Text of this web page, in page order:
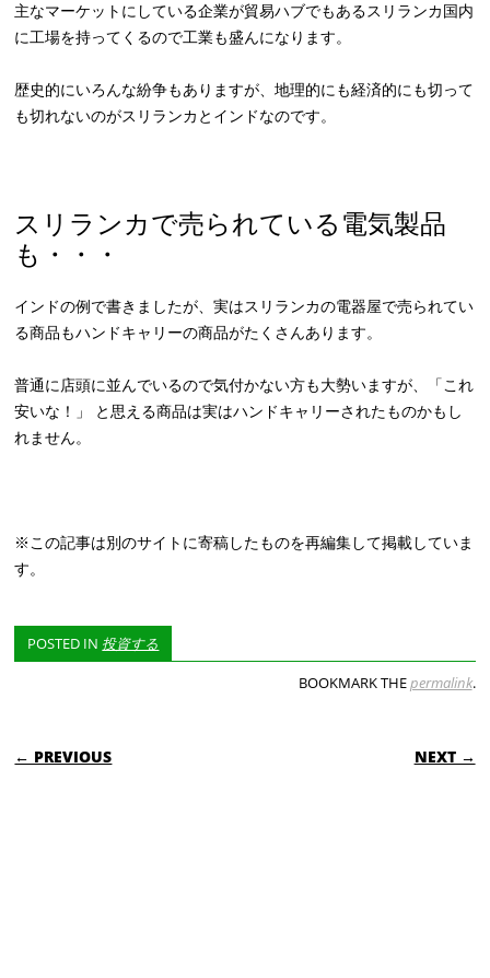
主なマーケットにしている企業が貿易ハブでもあるスリランカ国内
に工場を持ってくるので工業も盛んになります。
歴史的にいろんな紛争もありますが、地理的にも経済的にも切って
も切れないのがスリランカとインドなのです。
スリランカで売られている電気製品
も・・・
インドの例で書きましたが、実はスリランカの電器屋で売られてい
る商品もハンドキャリーの商品がたくさんあります。
普通に店頭に並んでいるので気付かない方も大勢いますが、「これ
安いな！」 と思える商品は実はハンドキャリーされたものかもし
れません。
※この記事は別のサイトに寄稿したものを再編集して掲載していま
す。
POSTED IN 投資する
BOOKMARK THEpermalink.
POST NAVIGATION
← PREVIOUS NEXT →